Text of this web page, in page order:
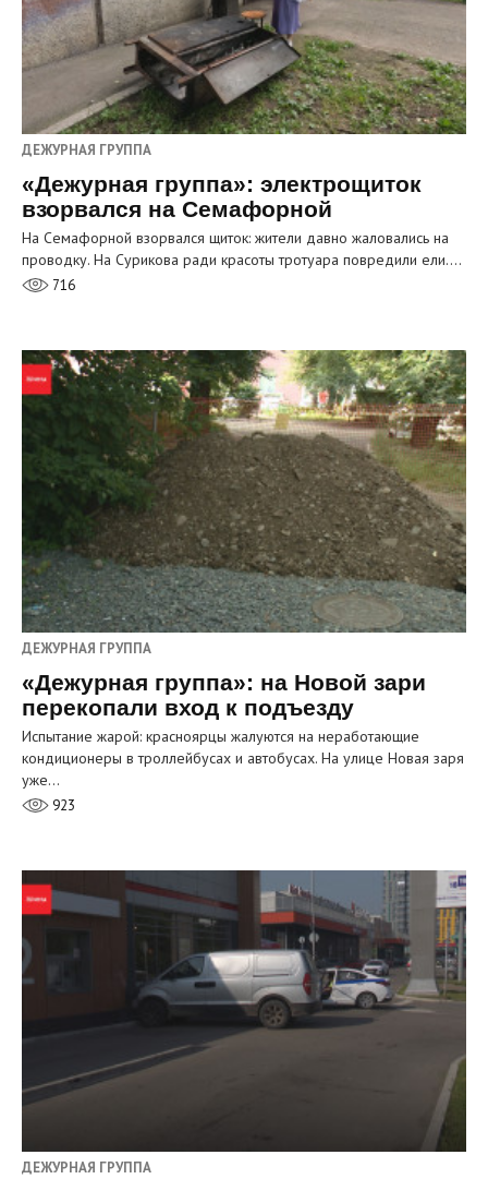
ДЕЖУРНАЯ ГРУППА
«Дежурная группа»: электрощиток
взорвался на Семафорной
На Семафорной взорвался щиток: жители давно жаловались на
проводку. На Сурикова ради красоты тротуара повредили ели.…
716
ДЕЖУРНАЯ ГРУППА
«Дежурная группа»: на Новой зари
перекопали вход к подъезду
Испытание жарой: красноярцы жалуются на неработающие
кондиционеры в троллейбусах и автобусах. На улице Новая заря
уже…
923
ДЕЖУРНАЯ ГРУППА